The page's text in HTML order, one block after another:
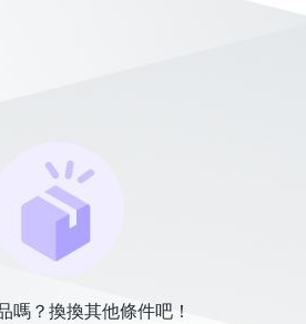
嗎？換換其他條件吧！